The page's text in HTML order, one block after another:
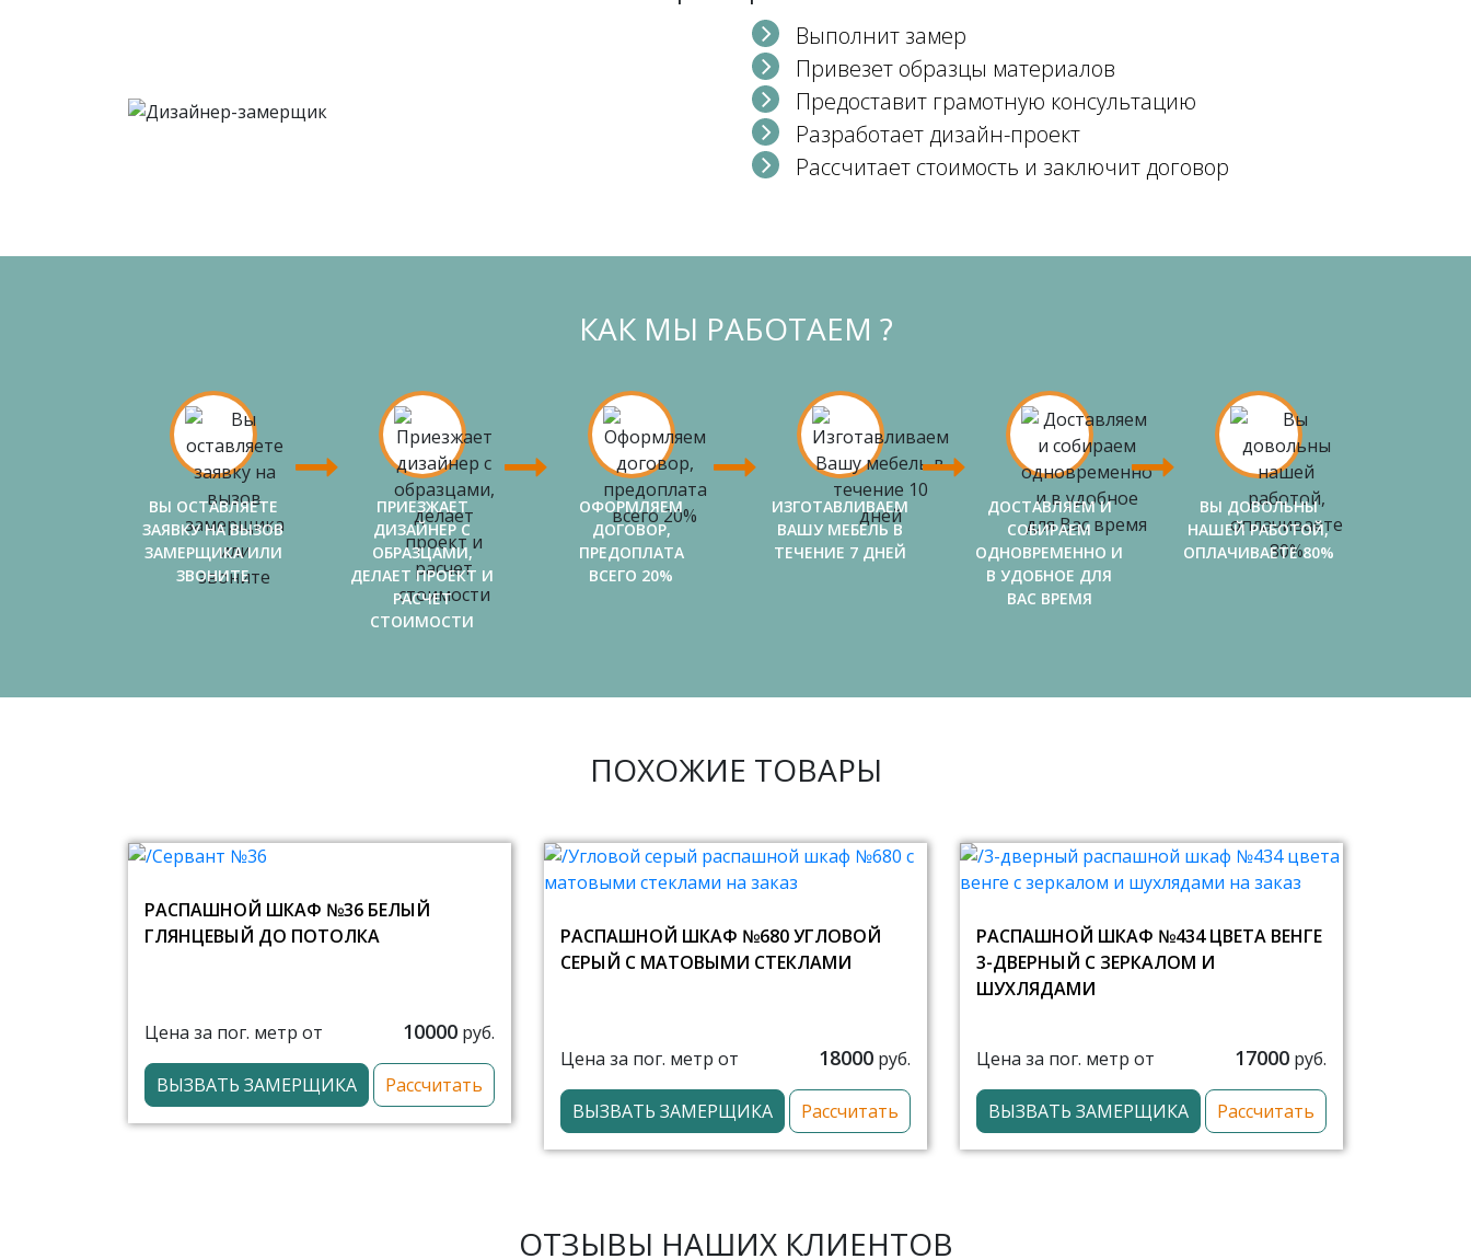
Выполнит замер
Привезет образцы материалов
Предоставит грамотную консультацию
Разработает дизайн-проект
Рассчитает стоимость и заключит договор
КАК МЫ РАБОТАЕМ ?
ВЫ ОСТАВЛЯЕТЕ
ЗАЯВКУ НА ВЫЗОВ
ЗАМЕРЩИКА ИЛИ
ЗВОНИТЕ
ПРИЕЗЖАЕТ
ДИЗАЙНЕР С
ОБРАЗЦАМИ,
ДЕЛАЕТ ПРОЕКТ И
РАСЧЕТ
СТОИМОСТИ
ОФОРМЛЯЕМ
ДОГОВОР,
ПРЕДОПЛАТА
ВСЕГО 20%
ИЗГОТАВЛИВАЕМ
ВАШУ МЕБЕЛЬ В
ТЕЧЕНИЕ 7 ДНЕЙ
ДОСТАВЛЯЕМ И
СОБИРАЕМ
ОДНОВРЕМЕННО И
В УДОБНОЕ ДЛЯ
ВАС ВРЕМЯ
ВЫ ДОВОЛЬНЫ
НАШЕЙ РАБОТОЙ,
ОПЛАЧИВАЕТЕ 80%
ПОХОЖИЕ ТОВАРЫ
РАСПАШНОЙ ШКАФ №36 БЕЛЫЙ
ГЛЯНЦЕВЫЙ ДО ПОТОЛКА
Цена за пог. метр от 10000 руб.
ВЫЗВАТЬ ЗАМЕРЩИКА Рассчитать
РАСПАШНОЙ ШКАФ №680 УГЛОВОЙ
СЕРЫЙ С МАТОВЫМИ СТЕКЛАМИ
Цена за пог. метр от 18000 руб.
ВЫЗВАТЬ ЗАМЕРЩИКА Рассчитать
РАСПАШНОЙ ШКАФ №434 ЦВЕТА ВЕНГЕ
3-ДВЕРНЫЙ С ЗЕРКАЛОМ И
ШУХЛЯДАМИ
Цена за пог. метр от 17000 руб.
ВЫЗВАТЬ ЗАМЕРЩИКА Рассчитать
ОТЗЫВЫ НАШИХ КЛИЕНТОВ